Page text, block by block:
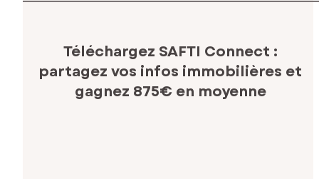
Téléchargez SAFTI Connect :
partagez vos infos immobilières et
gagnez 875€ en moyenne